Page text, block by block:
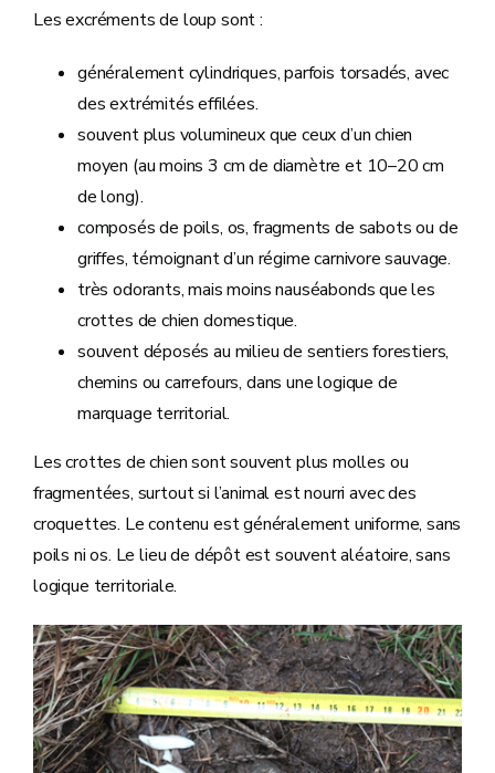
Les excréments de loup sont :
généralement cylindriques, parfois torsadés, avec
des extrémités effilées.
souvent plus volumineux que ceux d’un chien
moyen (au moins 3 cm de diamètre et 10–20 cm
de long).
composés de poils, os, fragments de sabots ou de
griffes, témoignant d’un régime carnivore sauvage.
très odorants, mais moins nauséabonds que les
crottes de chien domestique.
souvent déposés au milieu de sentiers forestiers,
chemins ou carrefours, dans une logique de
marquage territorial.
Les crottes de chien sont souvent plus molles ou
fragmentées, surtout si l’animal est nourri avec des
croquettes. Le contenu est généralement uniforme, sans
poils ni os. Le lieu de dépôt est souvent aléatoire, sans
logique territoriale.